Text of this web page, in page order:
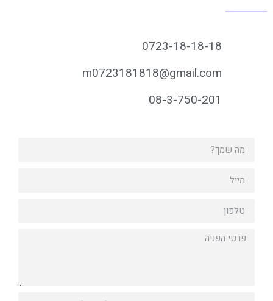
0723-18-18-18
m0723181818@gmail.com
08-3-750-201